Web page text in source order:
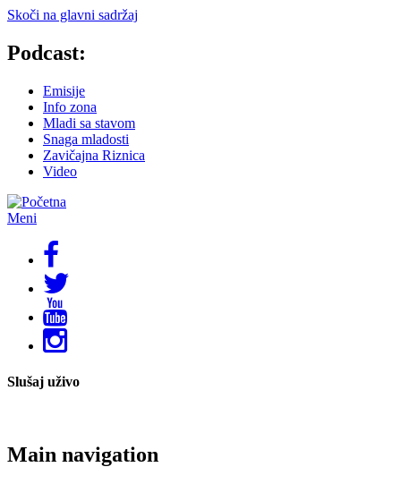
Skoči na glavni sadržaj
Podcast:
Emisije
Info zona
Mladi sa stavom
Snaga mladosti
Zavičajna Riznica
Video
Meni
Slušaj uživo
Main navigation